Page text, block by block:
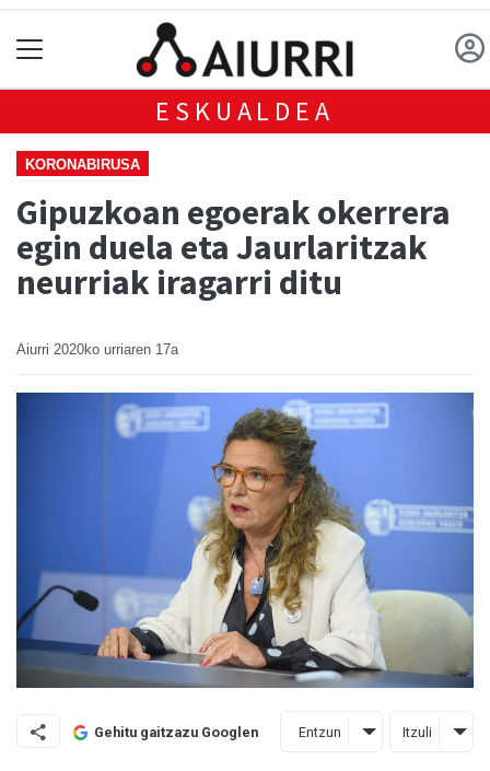
ESKUALDEA
KORONABIRUSA
Gipuzkoan egoerak okerrera
egin duela eta Jaurlaritzak
neurriak iragarri ditu
Aiurri 2020ko urriaren 17a
Gehitu gaitzazu Googlen Entzun Itzuli